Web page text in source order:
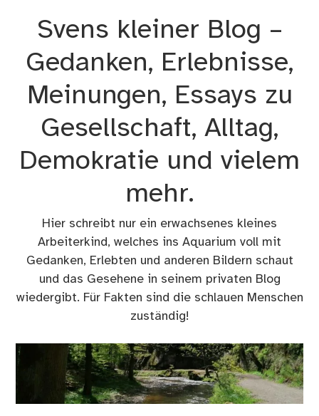
Svens kleiner Blog –
Gedanken, Erlebnisse,
Meinungen, Essays zu
Gesellschaft, Alltag,
Demokratie und vielem
mehr.
Hier schreibt nur ein erwachsenes kleines
Arbeiterkind, welches ins Aquarium voll mit
Gedanken, Erlebten und anderen Bildern schaut
und das Gesehene in seinem privaten Blog
wiedergibt. Für Fakten sind die schlauen Menschen
zuständig!